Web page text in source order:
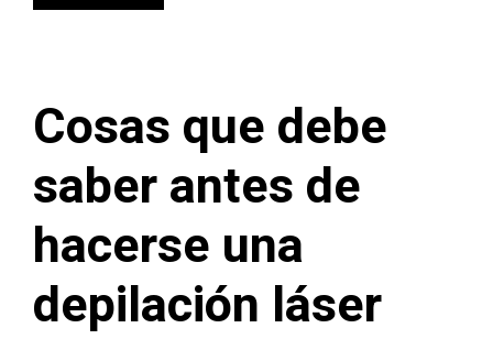
Cosas que debe
saber antes de
hacerse una
depilación láser